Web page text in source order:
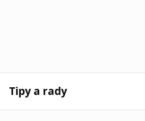
Tipy a rady